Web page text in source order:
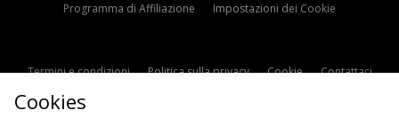
Programma di Affiliazione
Impostazioni dei Cookie
Termini e condizioni Politica sulla privacy Cookie
Contattaci
Cookies